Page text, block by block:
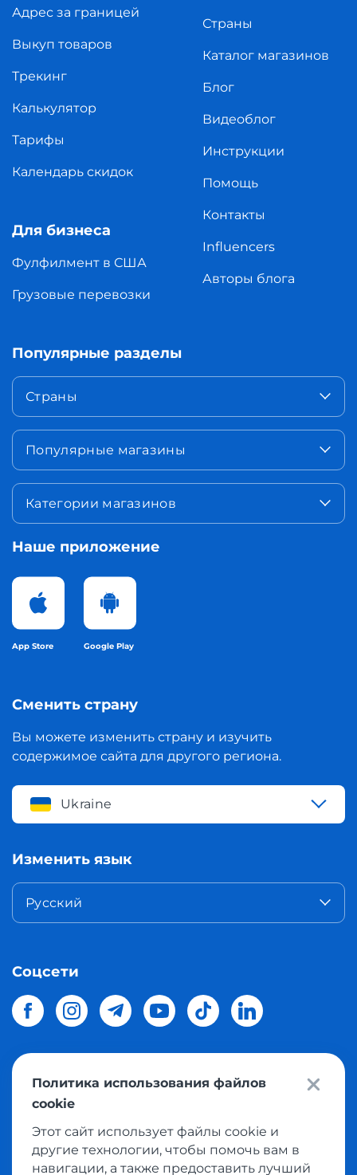
Адрес за границей
Выкуп товаров
Трекинг
Калькулятор
Тарифы
Календарь скидок
Для бизнеса
Фулфилмент в США
Грузовые перевозки
Страны
Каталог магазинов
Блог
Видеоблог
Инструкции
Помощь
Контакты
Influencers
Авторы блога
Популярные разделы
Страны
Популярные магазины
Категории магазинов
Наше приложение
App Store Google Play
Сменить страну
Вы можете изменить страну и изучить
содержимое сайта для другого региона.
Ukraine
Изменить язык
Русский
Соцсети
© 2026 Meest Shoppingдоставка покупок с интернет
магазинов мира в Украину.
Политика конфиденциальности
Политика использования файлов
cookie
Этот сайт использует файлы cookie и
другие технологии, чтобы помочь вам в
навигации, а также предоставить лучший